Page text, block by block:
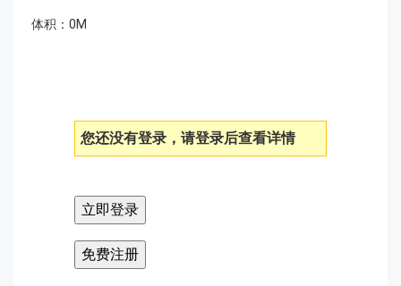
体积：0M
您还没有登录，请登录后查看详情